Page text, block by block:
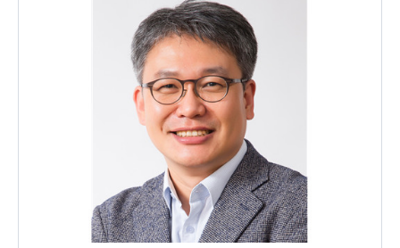
절차 검토를 AI가 자동으로 처리할 수 있도록 해, 시간과 비용을
크게 줄일 수 있다는 점에서 높은 평가를 받았다. 특히 이번
프로젝트에서 서재영 학생의 역할이 컸다. 그는 AI가 산업
데이터를 이해할 수 있도록 데이터 구조를 설계하고, 설계 정보를
체계적으로 정리하는 기반 시스템을 구축했다. 서재영 학생은
“산업 데이터를 AI가 이해하도록 만드는 과정에 많은 도전이
있었지만, 팀원들과 함께 해결하며 의미 있는 경험을 쌓을 수
있었다”고 소감을 전했다. 한편, 정주영 창업경진대회
데모데이는 약 6개월간의 창업 육성 과정을 거친 스타트업 가운데
결선에 오른 팀들이 무대에 서는 자리로, 총 4개 트랙 23개 팀이
경합을 펼쳤다. 부문별 대상에는 ▲‘펄스애드’(글로벌 트랙)
▲‘하이드로엑스팬드’(기후테크 트랙) ▲‘여명거리’(다양성
트랙) ▲‘스냅스케일’(예비창업 트랙)이 선정됐다. 총 상금 약